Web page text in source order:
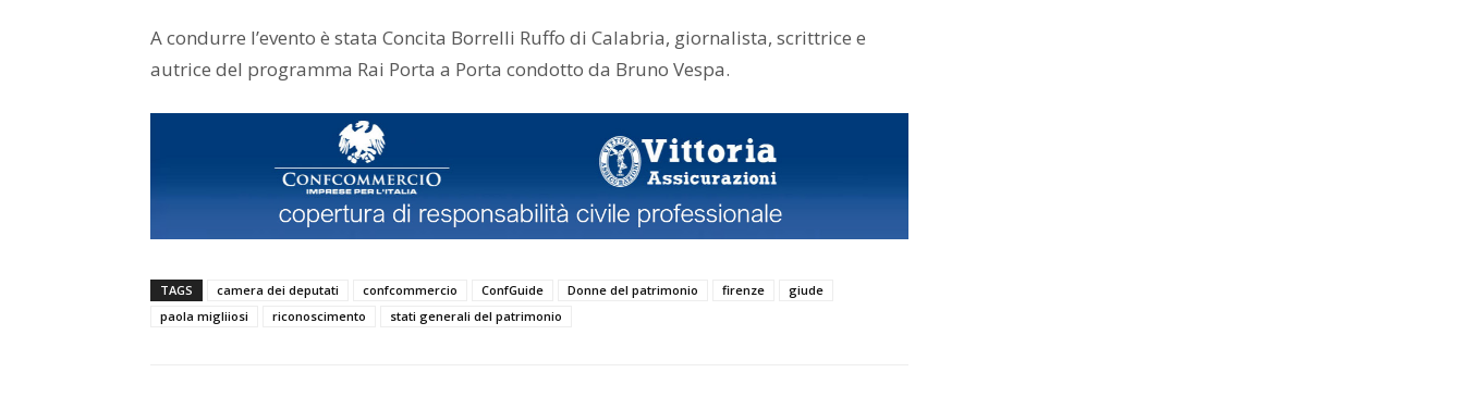
A condurre l’evento è stata Concita Borrelli Ruffo di Calabria, giornalista, scrittrice e
autrice del programma Rai Porta a Porta condotto da Bruno Vespa.
TAGS camera dei deputati confcommercio ConfGuide Donne del patrimonio firenze
giude
paola migliiosi
riconoscimento stati generali del patrimonio